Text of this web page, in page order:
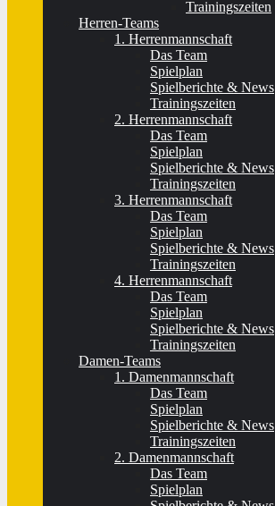
Trainingszeiten
Herren-Teams
1. Herrenmannschaft
Das Team
Spielplan
Spielberichte & News
Trainingszeiten
2. Herrenmannschaft
Das Team
Spielplan
Spielberichte & News
Trainingszeiten
3. Herrenmannschaft
Das Team
Spielplan
Spielberichte & News
Trainingszeiten
4. Herrenmannschaft
Das Team
Spielplan
Spielberichte & News
Trainingszeiten
Damen-Teams
1. Damenmannschaft
Das Team
Spielplan
Spielberichte & News
Trainingszeiten
2. Damenmannschaft
Das Team
Spielplan